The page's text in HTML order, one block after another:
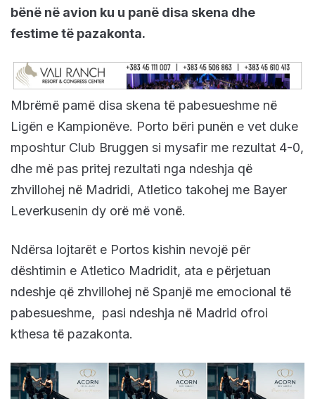
bënë në avion ku u panë disa skena dhe
festime të pazakonta.
Mbrëmë pamë disa skena të pabesueshme në
Ligën e Kampionëve. Porto bëri punën e vet duke
mposhtur Club Bruggen si mysafir me rezultat 4-0,
dhe më pas pritej rezultati nga ndeshja që
zhvillohej në Madridi, Atletico takohej me Bayer
Leverkusenin dy orë më vonë.
Ndërsa lojtarët e Portos kishin nevojë për
dështimin e Atletico Madridit, ata e përjetuan
ndeshje që zhvillohej në Spanjë me emocional të
pabesueshme, pasi ndeshja në Madrid ofroi
kthesa të pazakonta.